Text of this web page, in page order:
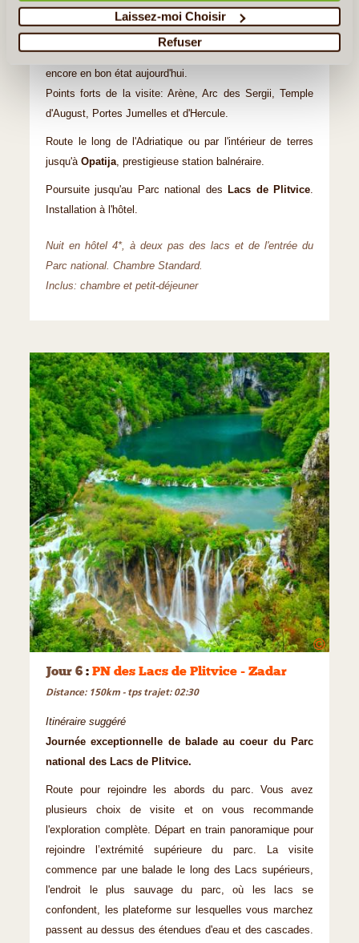
Laissez-moi Choisir
Refuser
libre, sans guide. Cette cité doit sa renommée à la
beauté de ses monuments romains, à l'image de l'arène
de Pula qui fait partie des six plus grands amphithéâtres
encore en bon état aujourd'hui.
Points forts de la visite: Arène, Arc des Sergii, Temple
d'August, Portes Jumelles et d'Hercule.
Route le long de l'Adriatique ou par l'intérieur de terres
jusqu'à Opatija, prestigieuse station balnéraire.
Poursuite jusqu'au Parc national des Lacs de Plitvice.
Installation à l'hôtel.
Nuit en hôtel 4*, à deux pas des lacs et de l'entrée du
Parc national. Chambre Standard.
Inclus: chambre et petit-déjeuner
©
Jour 6 : PN des Lacs de Plitvice - Zadar
Distance: 150km - tps trajet: 02:30
Itinéraire suggéré
Journée exceptionnelle de balade au coeur du Parc
national des Lacs de Plitvice.
Route pour rejoindre les abords du parc. Vous avez
plusieurs choix de visite et on vous recommande
l'exploration complète. Départ en train panoramique pour
rejoindre l’extrémité supérieure du parc. La visite
commence par une balade le long des Lacs supérieurs,
l'endroit le plus sauvage du parc, où les lacs se
confondent, les plateforme sur lesquelles vous marchez
passent au dessus des étendues d'eau et des cascades.